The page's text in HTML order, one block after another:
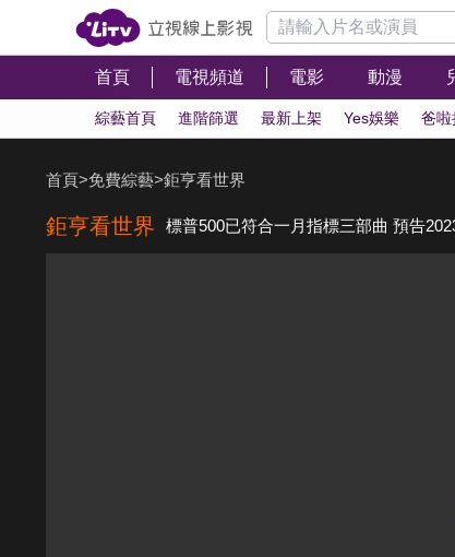
首頁 電視頻道 電影 動漫
綜藝首頁 進階篩選 最新上架 Yes娛樂 爸啦
首頁>免費綜藝>鉅亨看世界
鉅亨看世界 標普500已符合一月指標三部曲 預告